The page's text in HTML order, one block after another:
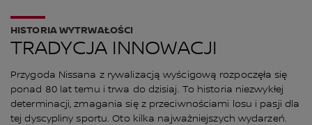
TRADYCJA INNOWACJI
HISTORIA WYTRWAŁOŚCI
Przygoda Nissana z rywalizacją wyścigową rozpoczęła się
ponad 80 lat temu i trwa do dzisiaj. To historia niezwykłej
determinacji, zmagania się z przeciwnościami losu i pasji dla
tej dyscypliny sportu. Oto kilka najważniejszych wydarzeń.